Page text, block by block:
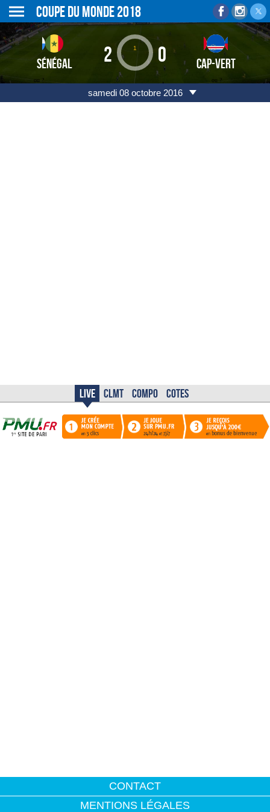
Coupe du monde 2018
SÉNÉGAL 2 1 0 CAP-VERT
ou ? ou ?
samedi 08 octobre 2016
CONTACT
MENTIONS LÉGALES